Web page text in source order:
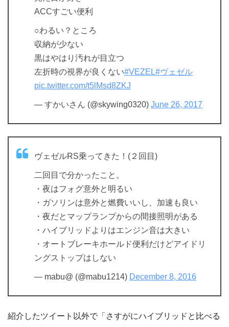
ACCすごい便利
○わるい？ところ
収納が少ない
黒はやはり汚れが目立つ
左折時の視界が良くない#VEZEL#ヴェゼル
pic.twitter.com/t5lMsd8ZKJ
— すかいさん (@skywing0320) June 26, 2017
ヴェゼルRS乗ってきた！(２回目)
二回目で分かったこと。
・夜はフォグ意外と明るい
・ガソリンは意外と燃費いいし、加速も良い
・夜だとマップランプからの間接照明がある
・ハイブリッドよりはエンジン音は大きい
・オートブレーキホールド便利だけどアイドリ
ングストップはしない
— mabu@ (@mabu1214) December 8, 2016
紹介したツイート以外で「さすがにハイブリッドと比べる